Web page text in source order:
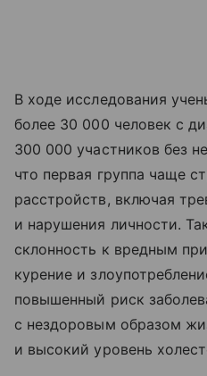
В ходе исследования
более 30 000 человек с
300 000 участников без
что первая группа чаще
расстройств, включая
и нарушения личности.
склонность к вредным
курение и
повышенный риск
с нездоровым образом
и высокий уровень